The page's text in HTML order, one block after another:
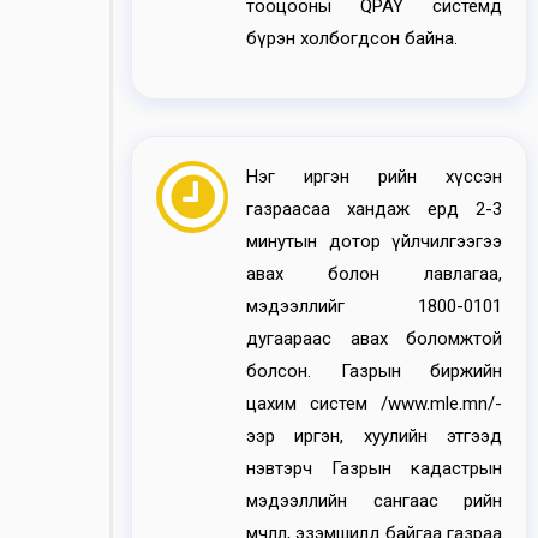
тооцооны QPAY системд
бүрэн холбогдсон байна.
Нэг иргэн өөрийн хүссэн
газраасаа хандаж ердөө 2-3
минутын дотор үйлчилгээгээ
авах болон лавлагаа,
мэдээллийг 1800-0101
дугаараас авах боломжтой
болсон. Газрын биржийн
цахим систем /www.mle.mn/-
ээр иргэн, хуулийн этгээд
нэвтэрч Газрын кадастрын
мэдээллийн сангаас өөрийн
өмчлөл, эзэмшилд байгаа газраа